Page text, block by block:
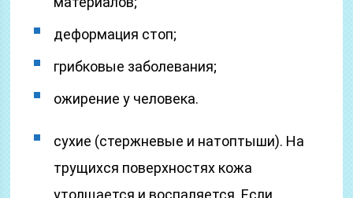
деформация стоп;
грибковые заболевания;
ожирение у человека.
сухие (стержневые и натоптыши). На
трущихся поверхностях кожа
утолщается и воспаляется. Если